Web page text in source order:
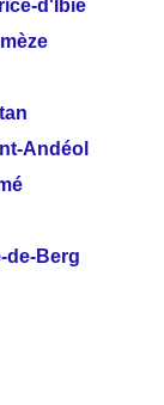
d'Ibie
Andéol
de-Berg